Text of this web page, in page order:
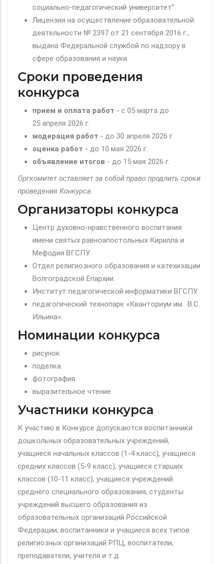
социально-педагогический университет”.
Лицензия на осуществление образовательной
деятельности № 2397 от 21 сентября 2016 г.,
выдана Федеральной службой по надзору в
сфере образования и науки.
Сроки проведения
конкурса
прием и оплата работ - c 05 марта до
25 апреля 2026 г.
модерация работ - до 30 апреля 2026 г.
оценка работ - до 10 мая 2026 г.
объявление итогов - до 15 мая 2026 г.
Оргкомитет оставляет за собой право продлить сроки
проведения Конкурса.
Организаторы конкурса
Центр духовно-нравственного воспитания
имени святых равноапостольных Кирилла и
Мефодия ВГСПУ.
Отдел религиозного образования и катехизации
Волгоградской Епархии.
Институт педагогической информатики ВГСПУ.
педагогический технопарк «Кванториум им. В.С.
Ильина».
Номинации конкурса
рисунок
поделка
фотография
выразительное чтение
Участники конкурса
К участию в Конкурсе допускаются воспитанники
дошкольных образовательных учреждений,
учащиеся начальных классов (1-4 класс), учащиеся
средних классов (5-9 класс), учащиеся старших
классов (10-11 класс), учащиеся учреждений
среднего специального образования, студенты
учреждений высшего образования из
образовательных организаций Российской
Федерации, воспитанники и учащиеся всех типов
религиозных организаций РПЦ, воспитатели,
преподаватели, учителя и т.д.